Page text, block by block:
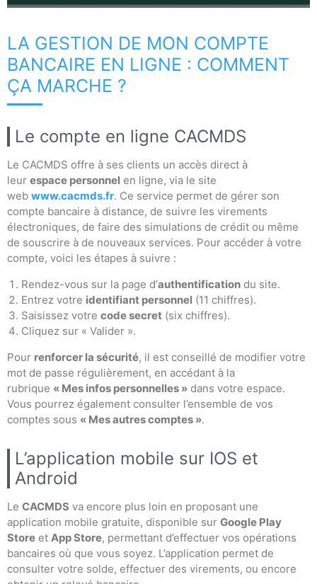
LA GESTION DE MON COMPTE
BANCAIRE EN LIGNE : COMMENT
ÇA MARCHE ?
Le compte en ligne CACMDS
Le CACMDS offre à ses clients un accès direct à
leur espace personnel en ligne, via le site
web www.cacmds.fr. Ce service permet de gérer son
compte bancaire à distance, de suivre les virements
électroniques, de faire des simulations de crédit ou même
de souscrire à de nouveaux services. Pour accéder à votre
compte, voici les étapes à suivre :
Rendez-vous sur la page d’authentification du site.
Entrez votre identifiant personnel (11 chiffres).
Saisissez votre code secret (six chiffres).
Cliquez sur « Valider ».
Pour renforcer la sécurité, il est conseillé de modifier votre
mot de passe régulièrement, en accédant à la
rubrique « Mes infos personnelles » dans votre espace.
Vous pourrez également consulter l’ensemble de vos
comptes sous « Mes autres comptes ».
L’application mobile sur IOS et
Android
Le CACMDS va encore plus loin en proposant une
application mobile gratuite, disponible sur Google Play
Store et App Store, permettant d’effectuer vos opérations
bancaires où que vous soyez. L’application permet de
consulter votre solde, effectuer des virements, ou encore